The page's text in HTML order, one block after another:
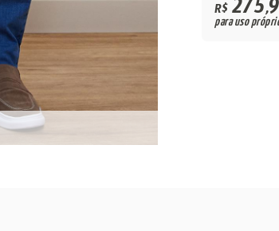
R$
para uso